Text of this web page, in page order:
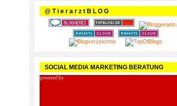
@ T i e r a r z t B L O G
SOCIAL MEDIA MARKETING BERATUNG